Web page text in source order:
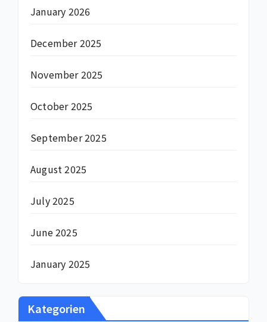
January 2026
December 2025
November 2025
October 2025
September 2025
August 2025
July 2025
June 2025
January 2025
Kategorien